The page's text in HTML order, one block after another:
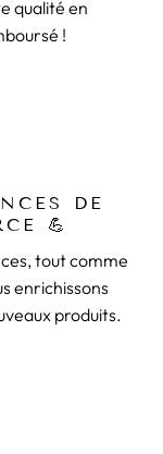
qualité en
!
DE
💪
tout comme
enrichissons
produits.